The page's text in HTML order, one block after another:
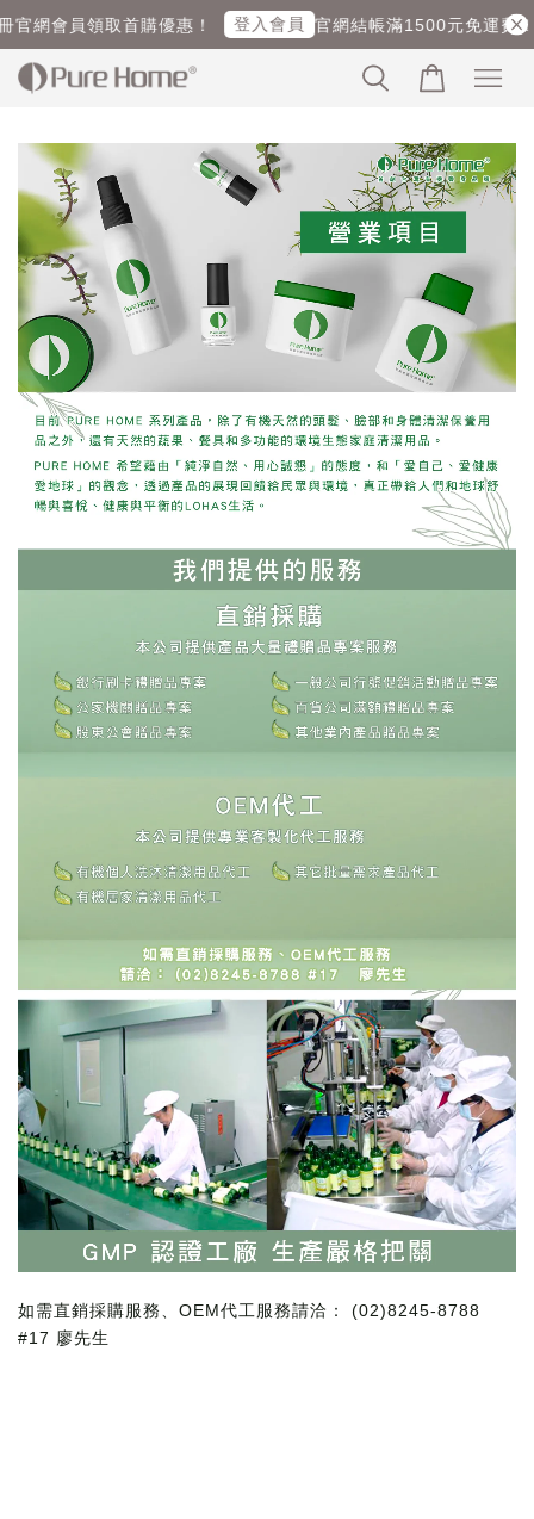
官網會員領取首購優惠！ 登入會員 官網結帳滿1500元免運費
如需直銷採購服務、OEM代工服務請洽： (02)8245-8788
#17 廖先生